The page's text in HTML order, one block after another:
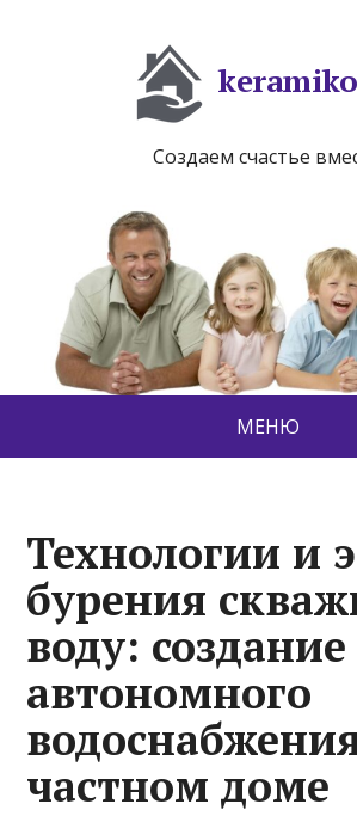
Создаем счастье
МЕНЮ
Технологии и
бурения
воду: создание
автономного
частном доме